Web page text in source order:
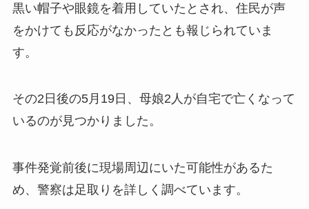
黒い帽子や眼鏡を着用していたとされ、住民が声
をかけても反応がなかったとも報じられていま
す。
その2日後の5月19日、母娘2人が自宅で亡くなって
いるのが見つかりました。
事件発覚前後に現場周辺にいた可能性があるた
め、警察は足取りを詳しく調べています。